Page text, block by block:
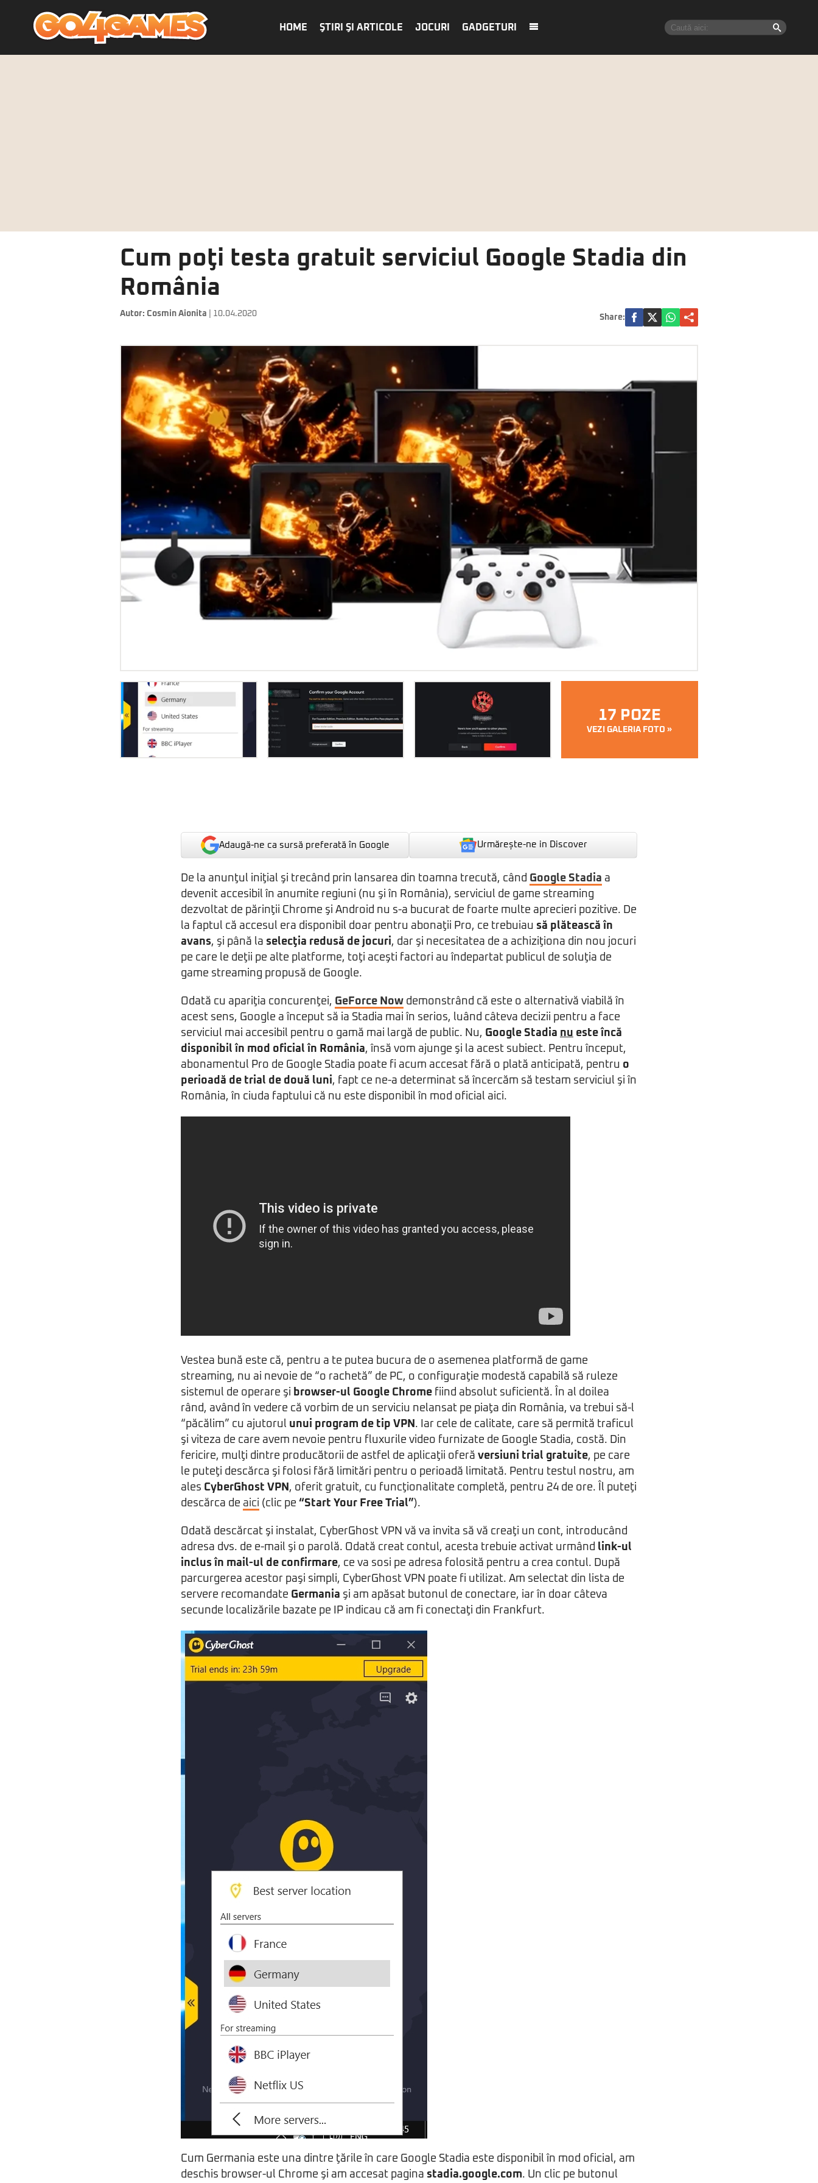
HOME ŞTIRI ŞI ARTICOLE JOCURI GADGETURI
Cum poţi testa gratuit serviciul Google Stadia din
România
Autor: Cosmin Aionita | 10.04.2020 Share:
17 POZE
VEZI GALERIA FOTO »
Adaugă-ne ca sursă preferată în Google Urmărește-ne in Discover
De la anunţul iniţial şi trecând prin lansarea din toamna trecută, când Google Stadia a
devenit accesibil în anumite regiuni (nu şi în România), serviciul de game streaming
dezvoltat de părinţii Chrome şi Android nu s-a bucurat de foarte multe aprecieri pozitive. De
la faptul că accesul era disponibil doar pentru abonaţii Pro, ce trebuiau să plătească în
avans, şi până la selecţia redusă de jocuri, dar şi necesitatea de a achiziţiona din nou jocuri
pe care le deţii pe alte platforme, toţi aceşti factori au îndepartat publicul de soluţia de
game streaming propusă de Google.
Odată cu apariţia concurenţei, GeForce Now demonstrând că este o alternativă viabilă în
acest sens, Google a început să ia Stadia mai în serios, luând câteva decizii pentru a face
serviciul mai accesibil pentru o gamă mai largă de public. Nu, Google Stadia nu este încă
disponibil în mod oficial în România, însă vom ajunge şi la acest subiect. Pentru început,
abonamentul Pro de Google Stadia poate fi acum accesat fără o plată anticipată, pentru o
perioadă de trial de două luni, fapt ce ne-a determinat să încercăm să testam serviciul şi în
România, în ciuda faptului că nu este disponibil în mod oficial aici.
Vestea bună este că, pentru a te putea bucura de o asemenea platformă de game
streaming, nu ai nevoie de “o rachetă” de PC, o configuraţie modestă capabilă să ruleze
sistemul de operare şi browser-ul Google Chrome fiind absolut suficientă. În al doilea
rând, având în vedere că vorbim de un serviciu nelansat pe piaţa din România, va trebui să-l
“păcălim” cu ajutorul unui program de tip VPN . Iar cele de calitate, care să permită traficul
şi viteza de care avem nevoie pentru fluxurile video furnizate de Google Stadia, costă. Din
fericire, mulţi dintre producătorii de astfel de aplicaţii oferă versiuni trial gratuite, pe care
le puteţi descărca şi folosi fără limitări pentru o perioadă limitată. Pentru testul nostru, am
ales CyberGhost VPN , oferit gratuit, cu funcţionalitate completă, pentru 24 de ore. Îl puteţi
descărca de aici (clic pe “Start Your Free Trial”).
Odată descărcat şi instalat, CyberGhost VPN vă va invita să vă creaţi un cont, introducând
adresa dvs. de e-mail şi o parolă. Odată creat contul, acesta trebuie activat urmând link-ul
inclus în mail-ul de confirmare, ce va sosi pe adresa folosită pentru a crea contul. După
parcurgerea acestor paşi simpli, CyberGhost VPN poate fi utilizat. Am selectat din lista de
servere recomandate Germania şi am apăsat butonul de conectare, iar în doar câteva
secunde localizările bazate pe IP indicau că am fi conectaţi din Frankfurt.
Cum Germania este una dintre ţările în care Google Stadia este disponibil în mod oficial, am
deschis browser-ul Chrome şi am accesat pagina stadia.google.com. Un clic pe butonul